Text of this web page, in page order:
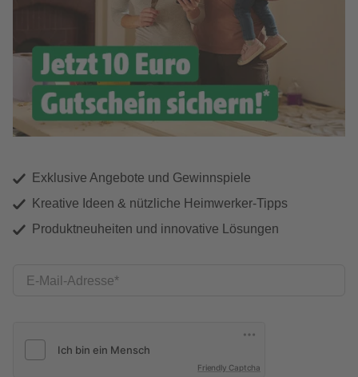
Exklusive Angebote und Gewinnspiele
Kreative Ideen & nützliche Heimwerker-Tipps
Produktneuheiten und innovative Lösungen
E-Mail-Adresse
Friendly Captcha